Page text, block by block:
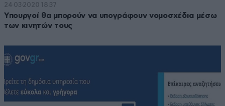
24·03·2020 18:37
Υπουργοί θα μπορούν να υπογράφουν νομοσχέδια μέσω
των κινητών τους